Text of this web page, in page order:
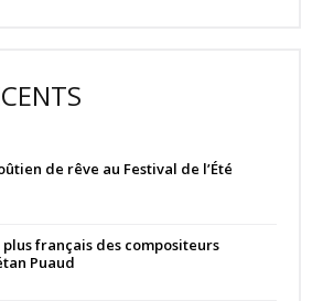
de rêve au Festival de l’Été
français des compositeurs
Puaud